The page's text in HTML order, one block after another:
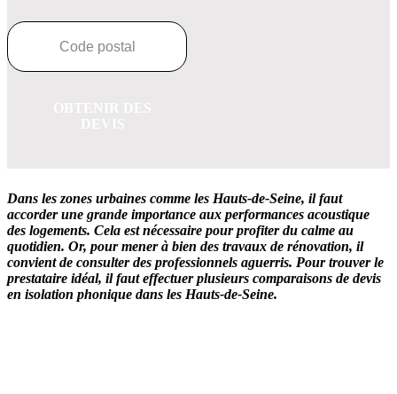
Dans les zones urbaines comme les Hauts-de-Seine, il faut
accorder une grande importance aux performances acoustique
des logements. Cela est nécessaire pour profiter du calme au
quotidien. Or, pour mener à bien des travaux de rénovation, il
convient de consulter des professionnels aguerris. Pour trouver le
prestataire idéal, il faut effectuer plusieurs comparaisons de devis
en isolation phonique dans les Hauts-de-Seine.